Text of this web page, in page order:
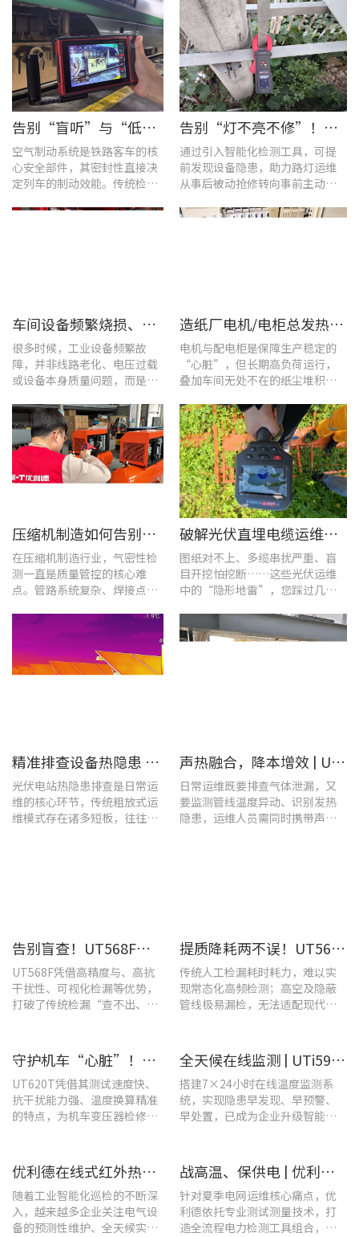
告别“盲听”与“低效” | 优利德智能检测方案助力铁路运维检修提质增效
空气制动系统是铁路客车的核
心安全部件，其密封性直接决
定列车的制动效能。传统检修
的排查方式，不仅耗时费力，
告别“灯不亮不修”！优利德产品组合赋能城市道路照明设施运维更高效
通过引入智能化检测工具，可提
前发现设备隐患，助力路灯运维
从事后被动抢修转向事前主动预
车间设备频繁烧损、无故停机?一台UT285C搞定电能质量隐患
很多时候，工业设备频繁故
障，并非线路老化、电压过载
或设备本身质量问题，而是谐
易察觉的电能质量隐患导致。
造纸厂电机/电柜总发热？这套7×24h在线监测方案帮你“扼杀”热隐患！
电机与配电柜是保障生产稳定的
“心脏”，但长期高负荷运行，
叠加车间无处不在的纸尘堆积，
端隐性发热。
压缩机制造如何告别“气密性焦虑”?UT568F红外声热成像仪实战揭秘
在压缩机制造行业，气密性检
测一直是质量管控的核心难
点。管路系统复杂、焊接点众
响产品的制冷性能和能效比
破解光伏直埋电缆运维难题：UT689B智能管线探测仪实测纪实
图纸对不上、多缆串扰严重、盲
目开挖怕挖断……这些光伏运维
中的“隐形地雷”，您踩过几
​精准排查设备热隐患 | UTi640J智能型红外热成像仪赋能光伏电站高效运维
光伏电站热隐患排查是日常运
维的核心环节，传统粗放式运
维模式存在诸多短板，往往面
声热融合，降本增效 | UT568F红外声成像仪，以智能巡检筑牢气体厂区安全屏障
日常运维既要排查气体泄漏，又
要监测管线温度异动、识别发热
隐患，运维人员需同时携带声学
告别盲查！UT568F红外声成像仪，让汽车智造车间气体泄漏检测更智能高效
UT568F凭借高精度与、高抗
干扰性、可视化检漏等优势，
打破了传统检漏“查不出、查
提质降耗两不误！UT568F红外声成像仪破解酿酒车间检漏难题
传统人工检漏耗时耗力，难以实
现常态化高频检测；高空及隐蔽
管线极易漏检，无法适配现代化
守护机车“心脏”！优利德UT620T助力HXD3C主变压器高效检修
UT620T凭借其测试速度快、
抗干扰能力强、温度换算精准
的特点，为机车变压器检修带
全天候在线监测 | UTi591B在线式红外热成像仪助力配电运维智能化转型
搭建7×24小时在线温度监测系
统，实现隐患早发现、早预警、
早处置，已成为企业升级智能运
优利德在线式红外热成像仪在配电柜运维中的实测应用(系列篇)
随着工业智能化巡检的不断深
入，越来越多企业关注电气设
备的预测性维护、全天候实时
战高温、保供电 | 优利德全系列电力运维检测工具，助力夏季电网运维更高效
针对夏季电网运维核心痛点，优
利德依托专业测试测量技术，打
造全流程电力检测工具组合，覆